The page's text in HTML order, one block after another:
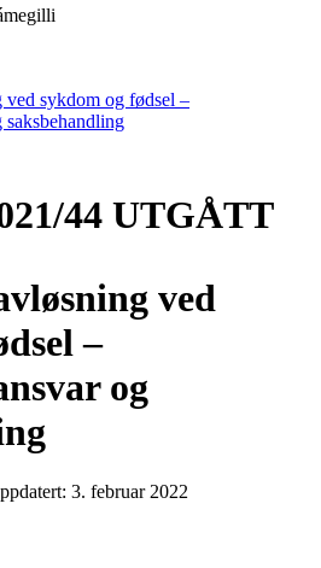
sykdom og fødsel –
44 UTGÅTT
ved
–
og
3. februar 2022